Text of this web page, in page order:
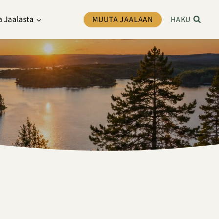
Jaalasta MUUTA JAALAAN HAKU